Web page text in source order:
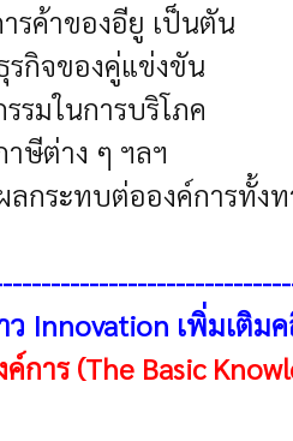
รค้าของอียู เป็นตัน
รกิจของคู่แข่งขัน
รมในการบริโภค
ษีต่าง ๆ ฯลฯ
กระทบต่อองค์การทั้
ว Innovation เพิ่มเติม
การ (The Basic